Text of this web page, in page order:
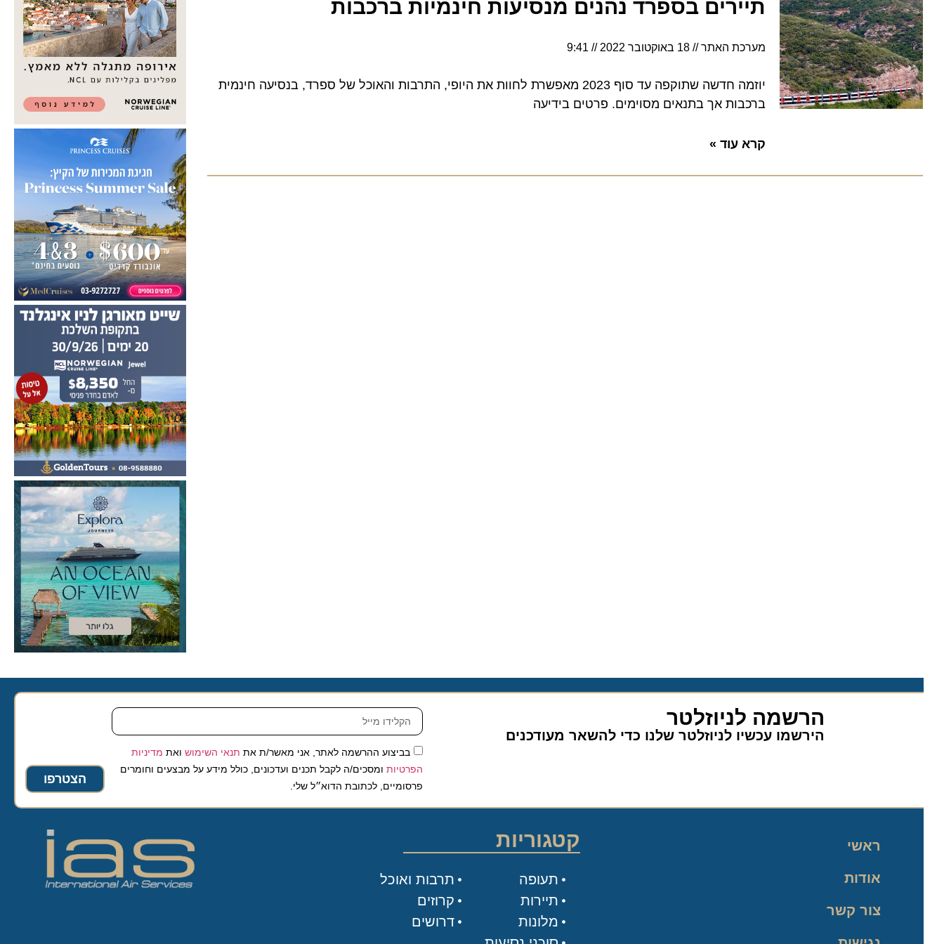
תיירים בספרד נהנים מנסיעות חינמיות ברכבות
מערכת האתר 18 באוקטובר 2022 9:41
יוזמה חדשה שתוקפה עד סוף 2023 מאפשרת לחוות את היופי, התרבות והאוכל של ספרד, בנסיעה חינמית
ברכבות אך בתנאים מסוימים. פרטים בידיעה
קרא עוד »
הרשמה לניוזלטר
הירשמו עכשיו לניוזלטר שלנו כדי להשאר מעודכנים
בביצוע ההרשמה לאתר, אני מאשר/ת אתתנאי השימושואת מדיניות
הפרטיותומסכים/ה לקבל תכנים ועדכונים, כולל מידע על מבצעים וחומרים
פרסומיים, לכתובת הדוא״ל שלי.
הצטרפו
ראשי
אודות
צור קשר
קטגוריות
תעופה
תיירות
מלונות
תרבות ואוכל
קרוזים
דרושים